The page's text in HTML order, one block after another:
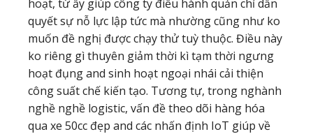
hoạt, từ ấy giúp công ty điều hành quản chỉ dẫn
quyết sự nỗ lực lập tức mà nhường cũng như ko
muốn đề nghị được chạy thử tuỳ thuộc. Điều này
ko riêng gì thuyên giảm thời kì tạm thời ngưng
hoạt đụng and sinh hoạt ngoại nhái cải thiện
công suất chế kiến tạo. Tương tự, trong nghành
nghề nghề logistic, vấn đề theo dõi hàng hóa
qua xe 50cc đẹp and các nhấn định IoT giúp về